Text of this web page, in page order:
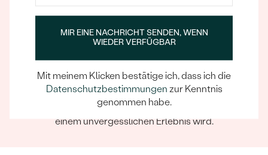
Wenn Sie online oder persönlich einkaufen, können Sie
sich darauf verlassen, dass unser Team dafür sorgt,
dass schon die Auswahl eines Schmuckstücks zu
einem unvergesslichen Erlebnis wird.
MIR EINE NACHRICHT SENDEN, WENN
WIEDER VERFÜGBAR
Mit meinem Klicken bestätige ich, dass ich die
Datenschutzbestimmungen zur Kenntnis
genommen habe.